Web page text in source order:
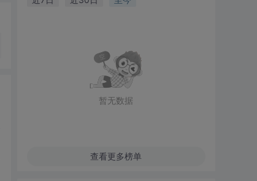
暂无数据
查看更多榜单